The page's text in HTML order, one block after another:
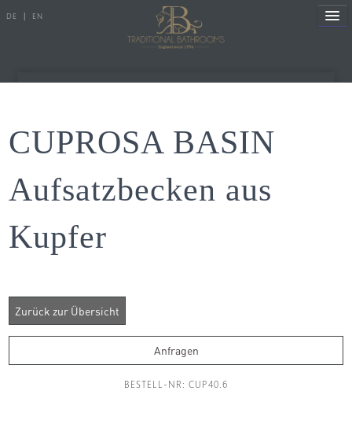
DE | EN
Duscharmaturen
Heizkörper
CUPROSA BASIN
Aufsatzbecken aus
Kupfer
Anfragen
BESTELL-NR: CUP40.6